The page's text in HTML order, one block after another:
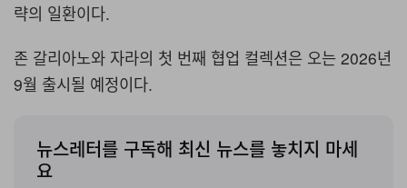
략의 일환이다.
존 갈리아노와 자라의 첫 번째 협업 컬렉션은 오는 2026년
9월 출시될 예정이다.
뉴스레터를 구독해 최신 뉴스를 놓치지 마세
요